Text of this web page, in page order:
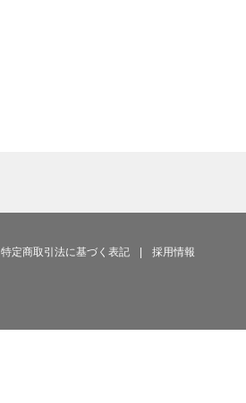
特定商取引法に基づく表記 採用情報